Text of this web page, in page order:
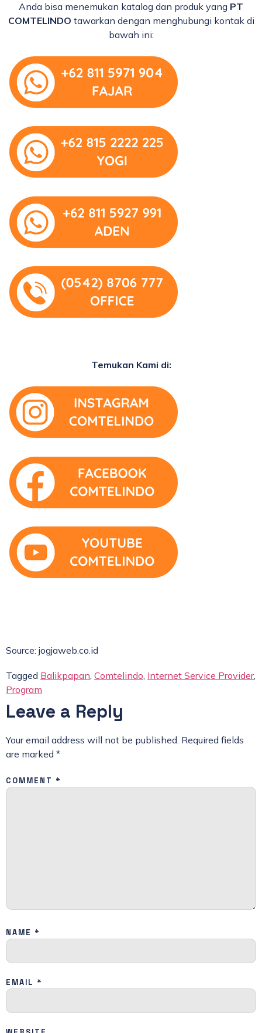
Anda bisa menemukan katalog dan produk yang PT
COMTELINDO tawarkan dengan menghubungi kontak di
bawah ini:
Temukan Kami di:
Source: jogjaweb.co.id
Tagged Balikpapan, Comtelindo, Internet Service Provider,
Program
Leave a Reply
Your email address will not be published. Required fields
are marked *
COMMENT *
NAME *
EMAIL *